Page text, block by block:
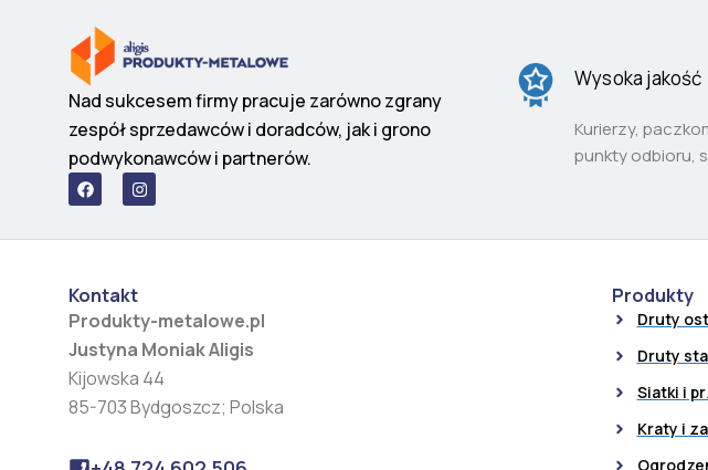
Nad sukcesem firmy pracuje zarówno zgrany
zespół sprzedawców i doradców, jak i grono
podwykonawców i partnerów.
F
a
c
b
k
I
n
s
a
a
m
Wysoka jakość
Kurierzy,
punkty odbioru,
Kontakt
Produkty-metalowe.pl
Justyna Moniak Aligis
Kijowska 44
85-703 Bydgoszcz; Polska
Produkty
Druty
Druty
Siatki i
Kraty i